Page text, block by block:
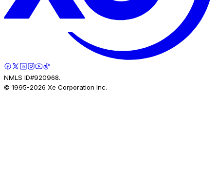
NMLS ID#920968.
© 1995-2026 Xe Corporation Inc.